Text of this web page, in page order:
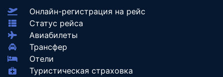
Онлайн-регистрация на рейс
Статус рейса
Авиабилеты
Трансфер
Отели
Туристическая страховка